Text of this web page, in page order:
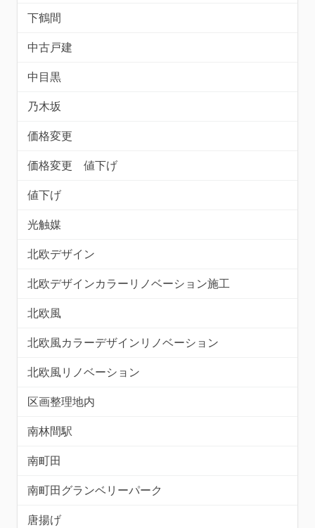
下鶴間
中古戸建
中目黒
乃木坂
価格変更
価格変更 値下げ
値下げ
光触媒
北欧デザイン
北欧デザインカラーリノベーション施工
北欧風
北欧風カラーデザインリノベーション
北欧風リノベーション
区画整理地内
南林間駅
南町田
南町田グランベリーパーク
唐揚げ